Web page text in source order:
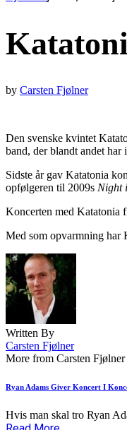
by Carsten Fjølner
Den svenske kvintet
band, der blandt andet
Sidste år gav Katatonia
opfølgeren til 2009s Night
Koncerten med Katatonia
Med som opvarmning har
Written By
Carsten Fjølner
More from Carsten Fjølner
Ryan Adams Giver Koncert I
Hvis man skal tro Ryan